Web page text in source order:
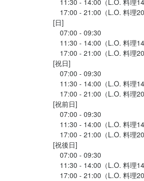
11:30 - 14:00（L.O. 料理
17:00 - 21:00（L.O. 料理
[日]
07:00 - 09:30
11:30 - 14:00（L.O. 料理
17:00 - 21:00（L.O. 料理
[祝日]
07:00 - 09:30
11:30 - 14:00（L.O. 料理
17:00 - 21:00（L.O. 料理
[祝前日]
07:00 - 09:30
11:30 - 14:00（L.O. 料理
17:00 - 21:00（L.O. 料理
[祝後日]
07:00 - 09:30
11:30 - 14:00（L.O. 料理
17:00 - 21:00（L.O. 料理